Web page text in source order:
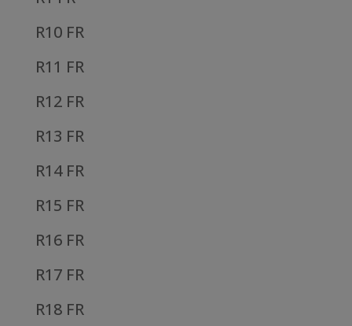
R10 FR
R11 FR
R12 FR
R13 FR
R14 FR
R15 FR
R16 FR
R17 FR
R18 FR